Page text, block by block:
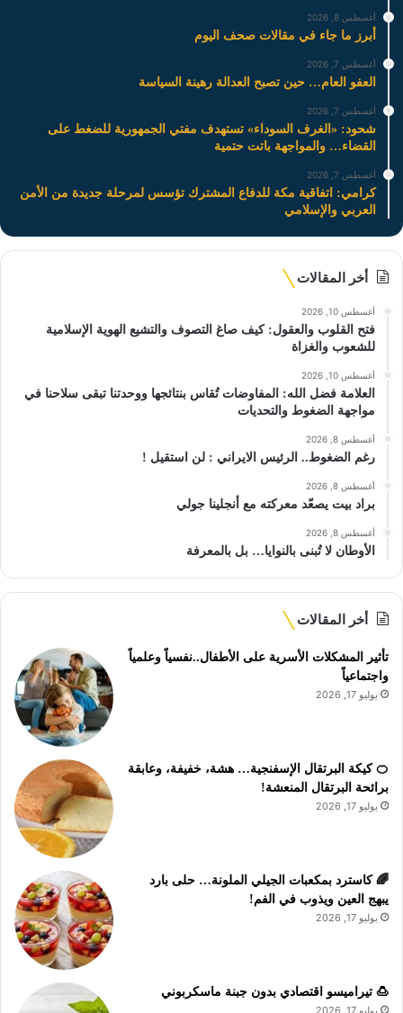
أغسطس 8, 2026
أبرز ما جاء في مقالات صحف اليوم
أغسطس 7, 2026
العفو العام… حين تصبح العدالة رهينة السياسة
أغسطس 7, 2026
شحود: «الغرف السوداء» تستهدف مفتي الجمهورية للضغط على
القضاء… والمواجهة باتت حتمية
أغسطس 7, 2026
كرامي: اتفاقية مكة للدفاع المشترك تؤسس لمرحلة جديدة من الأمن
العربي والإسلامي
أخر المقالات
أغسطس 10, 2026
فتح القلوب والعقول: كيف صاغ التصوف والتشيع الهوية الإسلامية
للشعوب والغزاة
أغسطس 10, 2026
العلامة فضل الله: المفاوضات تُقاس بنتائجها ووحدتنا تبقى سلاحنا في
مواجهة الضغوط والتحديات
أغسطس 8, 2026
رغم الضغوط.. الرئيس الايراني : لن استقيل !
أغسطس 8, 2026
براد بيت يصعّد معركته مع أنجلينا جولي
أغسطس 8, 2026
الأوطان لا تُبنى بالنوايا… بل بالمعرفة
أخر المقالات
تأثير المشكلات الأسرية على الأطفال..نفسياً وعلمياً
واجتماعياً
يوليو 17, 2026
🍊 كيكة البرتقال الإسفنجية… هشة، خفيفة، وعابقة
برائحة البرتقال المنعشة!
يوليو 17, 2026
🌈 كاسترد بمكعبات الجيلي الملونة… حلى بارد
يبهج العين ويذوب في الفم!
يوليو 17, 2026
🍮 تيراميسو اقتصادي بدون جبنة ماسكربوني